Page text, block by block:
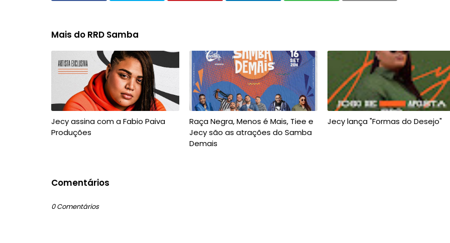
Mais do RRD Samba
Jecy assina com a Fabio Paiva
Produções
Raça Negra, Menos é Mais, Tiee e
Jecy são as atrações do Samba
Demais
Jecy lança "Formas do Desejo"
Comentários
0 Comentários